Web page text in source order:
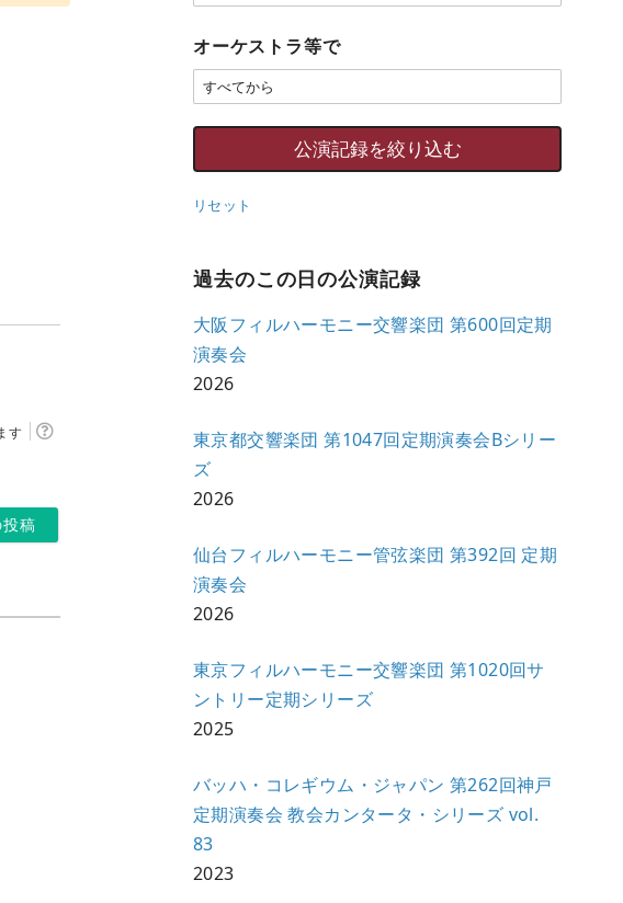
す
オーケストラ等で
リセット
過去のこの日の公演記録
大阪フィルハーモニー交響楽団 第600回定期
演奏会
2026
東京都交響楽団 第1047回定期演奏会Bシリー
ズ
2026
仙台フィルハーモニー管弦楽団 第392回 定期
演奏会
2026
東京フィルハーモニー交響楽団 第1020回サ
ントリー定期シリーズ
2025
バッハ・コレギウム・ジャパン 第262回神戸
定期演奏会 教会カンタータ・シリーズ vol.
83
2023